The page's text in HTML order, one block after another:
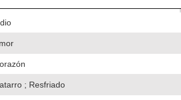
; Resfriado